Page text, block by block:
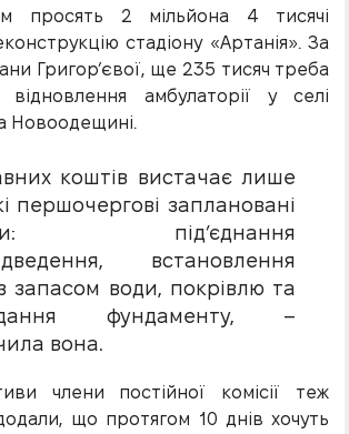
просять 2 мільйона 4 тисячі
стадіону «Артанія». За
Григор’євої, ще 235 тисяч треба
відновлення амбулаторії у селі
Новоодещині.
коштів вистачає лише
першочергові заплановані
під’єднання
встановлення
запасом води, покрівлю та
фундаменту, –
вона.
члени постійної комісії теж
що протягом 10 днів хочуть